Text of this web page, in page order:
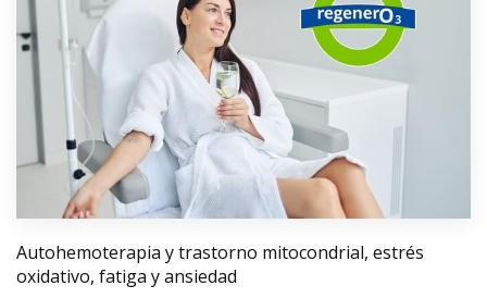
Autohemoterapia y trastorno mitocondrial, estrés
oxidativo, fatiga y ansiedad